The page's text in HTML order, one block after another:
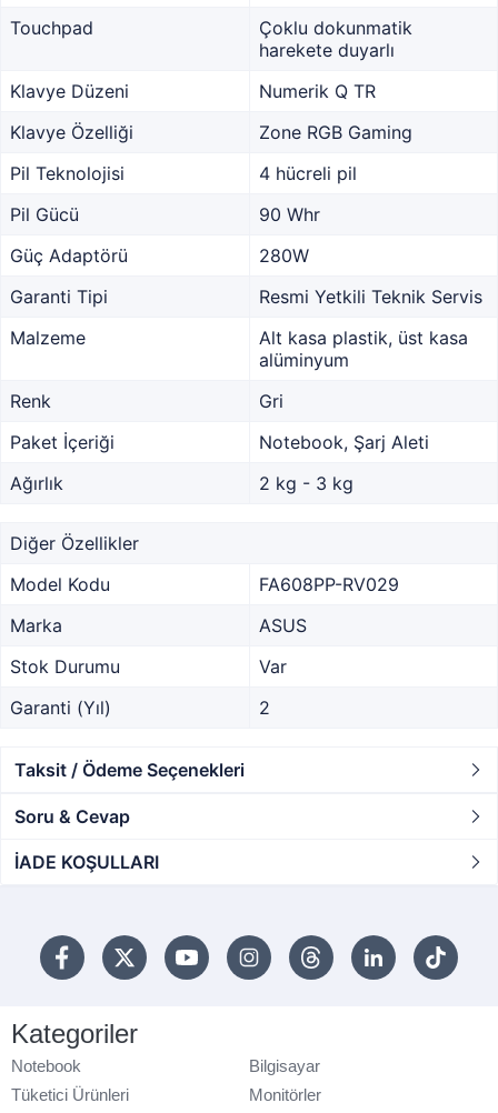
Touchpad
Çoklu dokunmatik
harekete duyarlı
Klavye Düzeni
Numerik Q TR
Klavye Özelliği
Zone RGB Gaming
Pil Teknolojisi
4 hücreli pil
Pil Gücü
90 Whr
Güç Adaptörü
280W
Garanti Tipi
Resmi Yetkili Teknik Servis
Malzeme
Alt kasa plastik, üst kasa
alüminyum
Renk
Gri
Paket İçeriği
Notebook, Şarj Aleti
Ağırlık
2 kg - 3 kg
Diğer Özellikler
Model Kodu
FA608PP-RV029
Marka
ASUS
Stok Durumu
Var
Garanti (Yıl)
2
Taksit / Ödeme Seçenekleri
Soru & Cevap
İADE KOŞULLARI
Kategoriler
Notebook
Bilgisayar
Tüketici Ürünleri
Monitörler